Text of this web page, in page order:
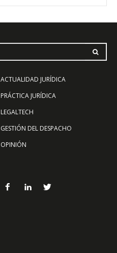
ACTUALIDAD JURÍDICA
PRÁCTICA JURÍDICA
LEGALTECH
GESTIÓN DEL DESPACHO
OPINIÓN